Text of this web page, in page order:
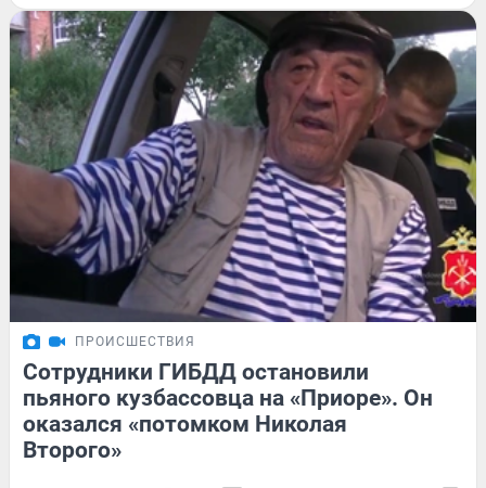
ПРОИСШЕСТВИЯ
Сотрудники ГИБДД остановили
пьяного кузбассовца на «Приоре». Он
оказался «потомком Николая
Второго»